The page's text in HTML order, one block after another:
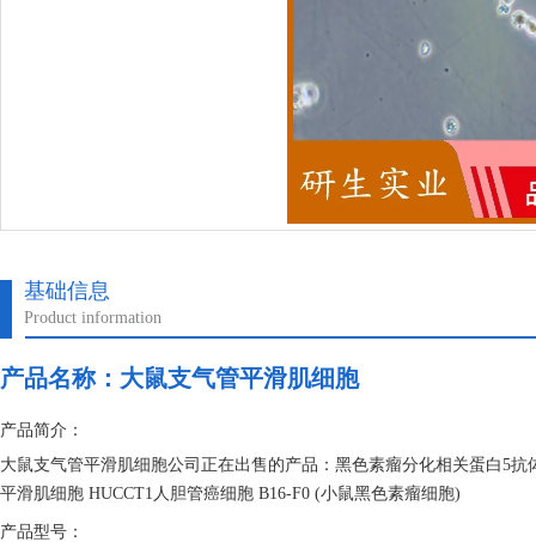
基础信息
Product information
产品名称： 大鼠支气管平滑肌细胞
产品简介：
大鼠支气管平滑肌细胞公司正在出售的产品：黑色素瘤分化相关蛋白5
平滑肌细胞 HUCCT1人胆管癌细胞 B16-F0 (小鼠黑色素瘤细胞)
产品型号：